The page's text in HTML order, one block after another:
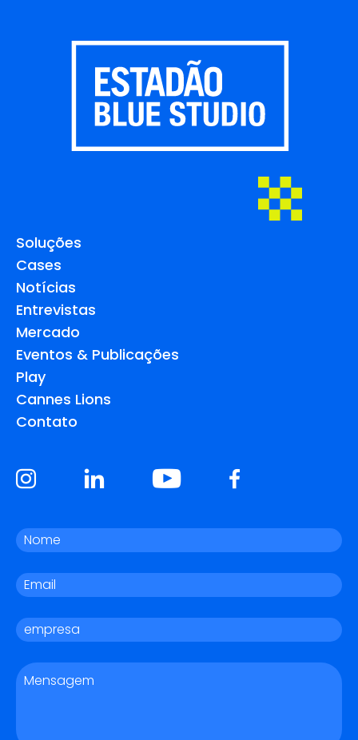
Soluções
Cases
Notícias
Entrevistas
Mercado
Eventos & Publicações
Play
Cannes Lions
Contato